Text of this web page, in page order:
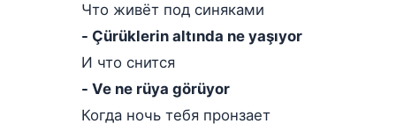
Что живёт под синяками
- Çürüklerin altında ne yaşıyor
И что снится
- Ve ne rüya görüyor
Когда ночь тебя пронзает